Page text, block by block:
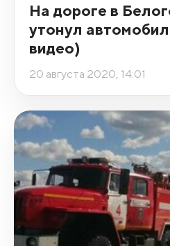
На дороге в
утонул
видео)
20 августа 2020, 14:01